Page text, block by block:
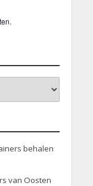
behalen
van Oosten